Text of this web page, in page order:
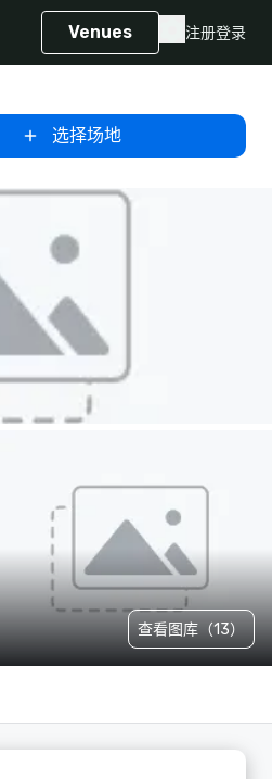
Venues 注册登录
选择场地
查看图库（13）